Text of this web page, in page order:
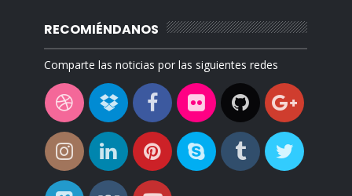
RECOMIÉNDANOS
Comparte las noticias por las siguientes redes